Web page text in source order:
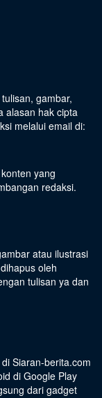
gambar,
alasan hak cipta
melalui email di:
yang
redaksi.
atau ilustrasi
oleh
tulisan ya dan
Siaran-berita.com
di Google Play
dari gadget